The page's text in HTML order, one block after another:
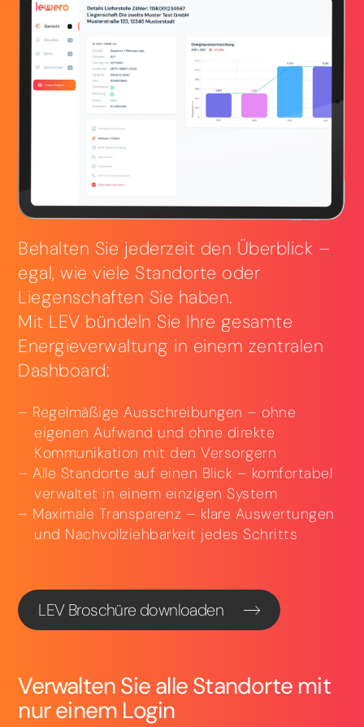
Verwalten Sie alle Standorte mit
nur einem Login
Behalten Sie jederzeit den Überblick –
egal, wie viele Standorte oder
Liegenschaften Sie haben.
Mit LEV bündeln Sie Ihre gesamte
Energieverwaltung in einem zentralen
Dashboard:
Regelmäßige Ausschreibungen – ohne
eigenen Aufwand und ohne direkte
Kommunikation mit den Versorgern
Alle Standorte auf einen Blick – komfortabel
verwaltet in einem einzigen System
Maximale Transparenz – klare Auswertungen
und Nachvollziehbarkeit jedes Schritts
LEV Broschüre downloaden